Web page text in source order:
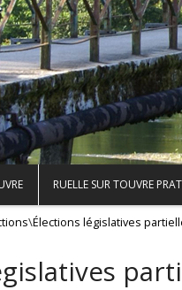
RUELLE SUR TOUVRE
\Élections législatives